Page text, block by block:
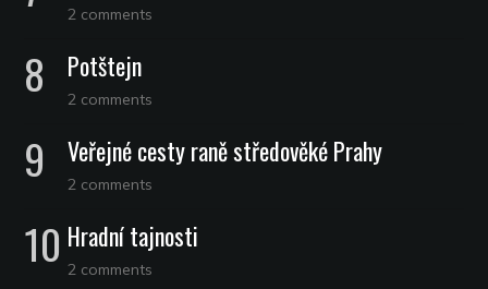
2 comments
Potštejn
2 comments
Veřejné cesty raně středověké Prahy
2 comments
Hradní tajnosti
2 comments